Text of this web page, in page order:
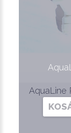
AquaLine